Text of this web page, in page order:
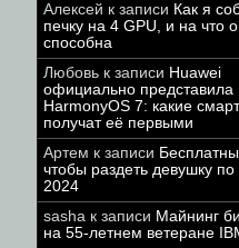
Алексей к записи Как я
печку на 4 GPU, и на что
способна
Любовь к записи Huawei
официально представила
HarmonyOS 7: какие
получат её первыми
Артем к записи
чтобы раздеть девушку
2024
sasha к записи Майнинг
на 55-летнем ветеране